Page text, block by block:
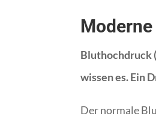
Bluthochdruck
wissen es. Ein
Der normale